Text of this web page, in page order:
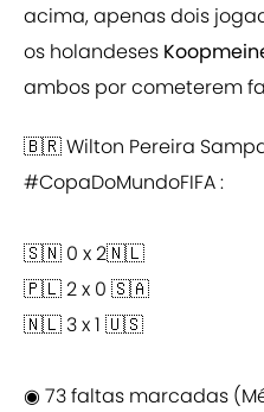
acima, apenas dois
os holandeses
ambos por cometerem
🇧🇷 Wilton Pereira
#CopaDoMundoFIFA:
🇸🇳 0 x 2🇳🇱
🇵🇱 2 x 0 🇸🇦
🇳🇱 3 x 1 🇺🇸
◉ 73 faltas marcadas